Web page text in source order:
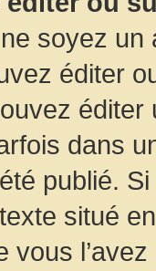
soyez
éditer
dans
publié.
situé
vous